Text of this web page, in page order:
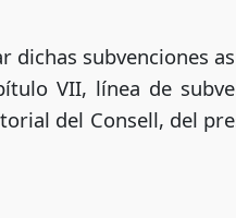
subvenciones
VII, línea de
del Consell, del